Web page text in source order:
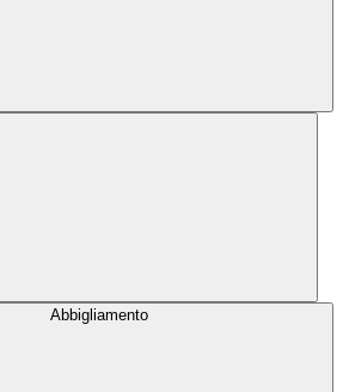
Abbigliamento